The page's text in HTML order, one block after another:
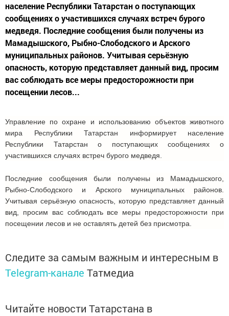
население Республики Татарстан о поступающих
сообщениях о участившихся случаях встреч бурого
медведя. Последние сообщения были получены из
Мамадышского, Рыбно-Слободского и Арского
муниципальных районов. Учитывая серьёзную
опасность, которую представляет данный вид, просим
вас соблюдать все меры предосторожности при
посещении лесов...
Управление по охране и использованию объектов животного
мира Республики Татарстан информирует население
Республики Татарстан о поступающих сообщениях о
участившихся случаях встреч бурого медведя.
Последние сообщения были получены из Мамадышского,
Рыбно-Слободского и Арского муниципальных районов.
Учитывая серьёзную опасность, которую представляет данный
вид, просим вас соблюдать все меры предосторожности при
посещении лесов и не оставлять детей без присмотра.
Следите за самым важным и интересным в
Telegram-канале Татмедиа
Читайте новости Татарстана в